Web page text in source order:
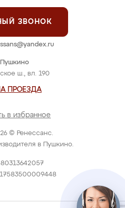
© Ренессанс.
в Пушкино.
Пушкино
ш., вл. 190
ПРОЕЗДА
в избранное
ЗВОНОК